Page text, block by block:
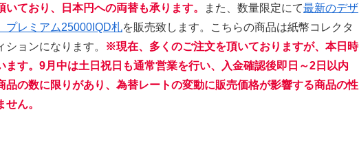
ており、日本円への両替も承ります。 また、数量限定にて最新のデザ
プレミアム25000IQD札を販売致します。こちらの商品は紙幣コレクタ
ョンになります。
※現在、多くのご注文を頂いておりますが、本日時
ます。9月中は土日祝日も通常営業を行い、入金確認後即日～2日以内
品の数に限りがあり、為替レートの変動に販売価格が影響する商品の性
ん。